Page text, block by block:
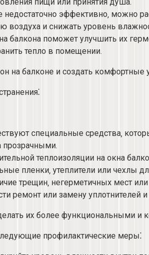
эффективно‚ можно
воздуха и снижать уровень
балкона поможет улучшить их
тепло в помещении.​
на балконе и создать
специальные средства‚
прозрачными.​
теплоизоляции на окна
пленки‚ утеплители или чехлы
трещин‚ негерметичных мест
ремонт или замену уплотнителей и
их более функциональными
профилактические меры⁚